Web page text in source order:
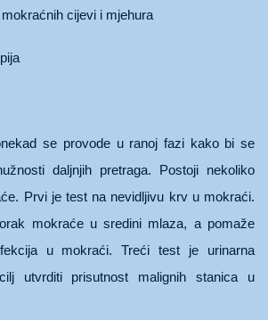
cijevi i mjehura
se provode u ranoj fazi kako bi se
daljnjih pretraga. Postoji nekoliko
Prvi je test na nevidljivu krv u mokraći.
mokraće u sredini mlaza, a pomaže
u mokraći. Treći test je urinarna
utvrditi prisutnost malignih stanica u